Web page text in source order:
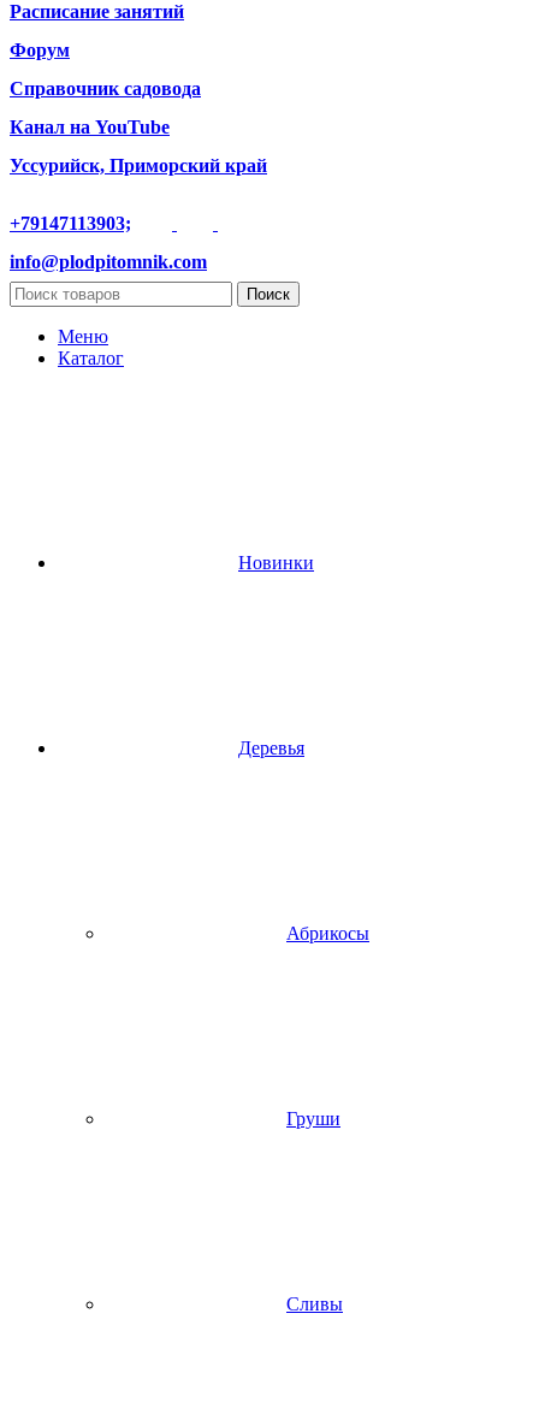
Расписание занятий
Форум
Справочник садовода
Канал на YouTube
Уссурийск, Приморский край
+79147113903;
info@plodpitomnik.com
Поиск
Меню
Каталог
Новинки
Деревья
Абрикосы
Груши
Сливы